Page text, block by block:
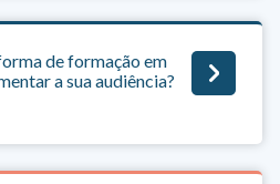
de formação em
a sua audiência?